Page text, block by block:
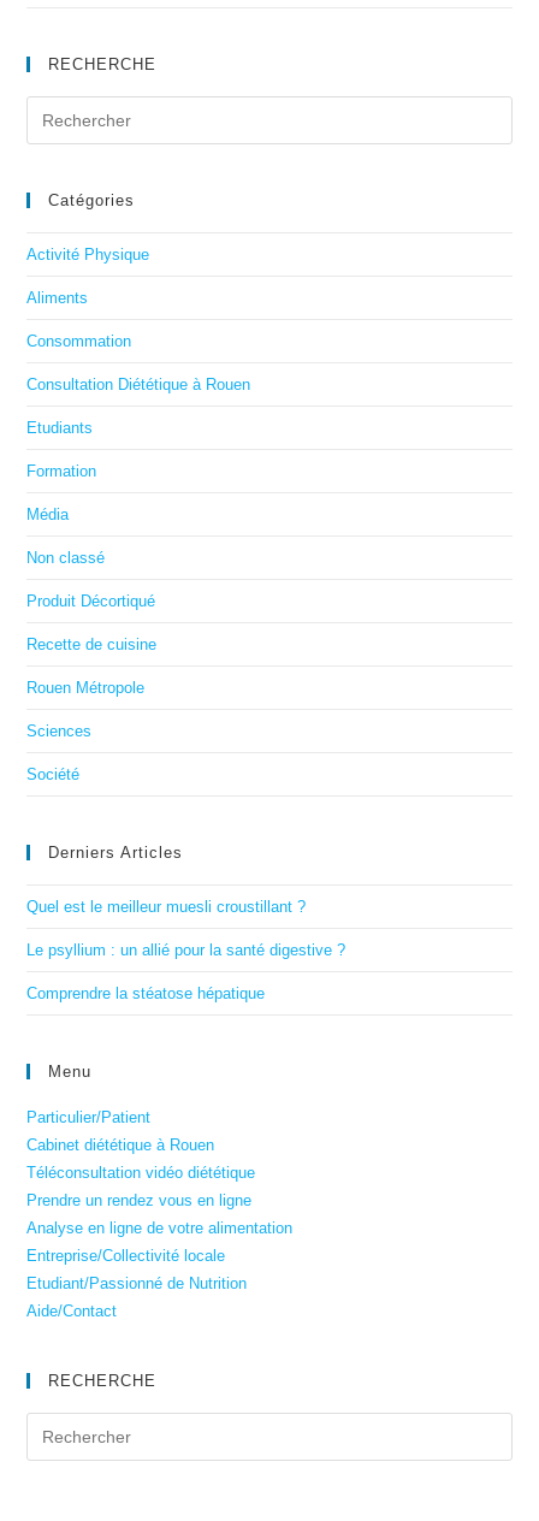
RECHERCHE
Catégories
Activité Physique
Aliments
Consommation
Consultation Diététique à Rouen
Etudiants
Formation
Média
Non classé
Produit Décortiqué
Recette de cuisine
Rouen Métropole
Sciences
Société
Derniers Articles
Quel est le meilleur muesli croustillant ?
Le psyllium : un allié pour la santé digestive ?
Comprendre la stéatose hépatique
Menu
Particulier/Patient
Cabinet diététique à Rouen
Téléconsultation vidéo diététique
Prendre un rendez vous en ligne
Analyse en ligne de votre alimentation
Entreprise/Collectivité locale
Etudiant/Passionné de Nutrition
Aide/Contact
RECHERCHE